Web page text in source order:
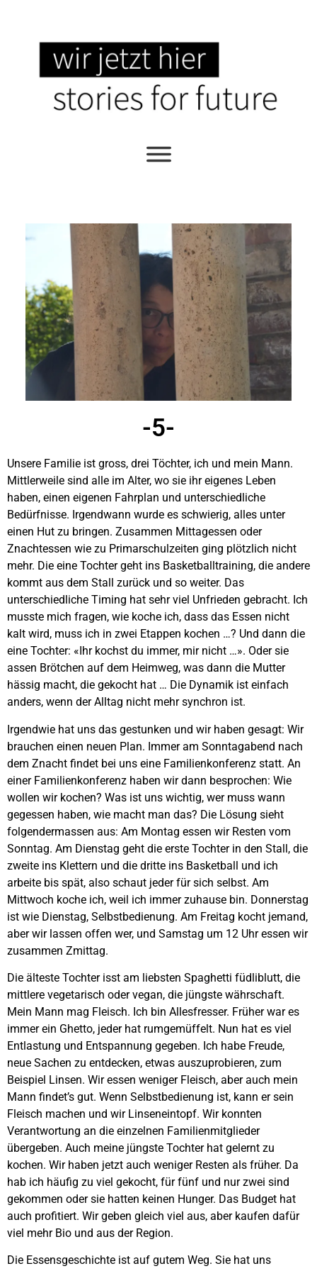
-5-
Unsere Familie ist gross, drei Töchter, ich und mein Mann.
Mittlerweile sind alle im Alter, wo sie ihr eigenes Leben
haben, einen eigenen Fahrplan und unterschiedliche
Bedürfnisse. Irgendwann wurde es schwierig, alles unter
einen Hut zu bringen. Zusammen Mittagessen oder
Znachtessen wie zu Primarschulzeiten ging plötzlich nicht
mehr. Die eine Tochter geht ins Basketballtraining, die andere
kommt aus dem Stall zurück und so weiter. Das
unterschiedliche Timing hat sehr viel Unfrieden gebracht. Ich
musste mich fragen, wie koche ich, dass das Essen nicht
kalt wird, muss ich in zwei Etappen kochen …? Und dann die
eine Tochter: «Ihr kochst du immer, mir nicht …». Oder sie
assen Brötchen auf dem Heimweg, was dann die Mutter
hässig macht, die gekocht hat … Die Dynamik ist einfach
anders, wenn der Alltag nicht mehr synchron ist.
Irgendwie hat uns das gestunken und wir haben gesagt: Wir
brauchen einen neuen Plan. Immer am Sonntagabend nach
dem Znacht findet bei uns eine Familienkonferenz statt. An
einer Familienkonferenz haben wir dann besprochen: Wie
wollen wir kochen? Was ist uns wichtig, wer muss wann
gegessen haben, wie macht man das? Die Lösung sieht
folgendermassen aus: Am Montag essen wir Resten vom
Sonntag. Am Dienstag geht die erste Tochter in den Stall, die
zweite ins Klettern und die dritte ins Basketball und ich
arbeite bis spät, also schaut jeder für sich selbst. Am
Mittwoch koche ich, weil ich immer zuhause bin. Donnerstag
ist wie Dienstag, Selbstbedienung. Am Freitag kocht jemand,
aber wir lassen offen wer, und Samstag um 12 Uhr essen wir
zusammen Zmittag.
Die älteste Tochter isst am liebsten Spaghetti füdliblutt, die
mittlere vegetarisch oder vegan, die jüngste währschaft.
Mein Mann mag Fleisch. Ich bin Allesfresser. Früher war es
immer ein Ghetto, jeder hat rumgemüffelt. Nun hat es viel
Entlastung und Entspannung gegeben. Ich habe Freude,
neue Sachen zu entdecken, etwas auszuprobieren, zum
Beispiel Linsen. Wir essen weniger Fleisch, aber auch mein
Mann findet’s gut. Wenn Selbstbedienung ist, kann er sein
Fleisch machen und wir Linseneintopf. Wir konnten
Verantwortung an die einzelnen Familienmitglieder
übergeben. Auch meine jüngste Tochter hat gelernt zu
kochen. Wir haben jetzt auch weniger Resten als früher. Da
hab ich häufig zu viel gekocht, für fünf und nur zwei sind
gekommen oder sie hatten keinen Hunger. Das Budget hat
auch profitiert. Wir geben gleich viel aus, aber kaufen dafür
viel mehr Bio und aus der Region.
Die Essensgeschichte ist auf gutem Weg. Sie hat uns